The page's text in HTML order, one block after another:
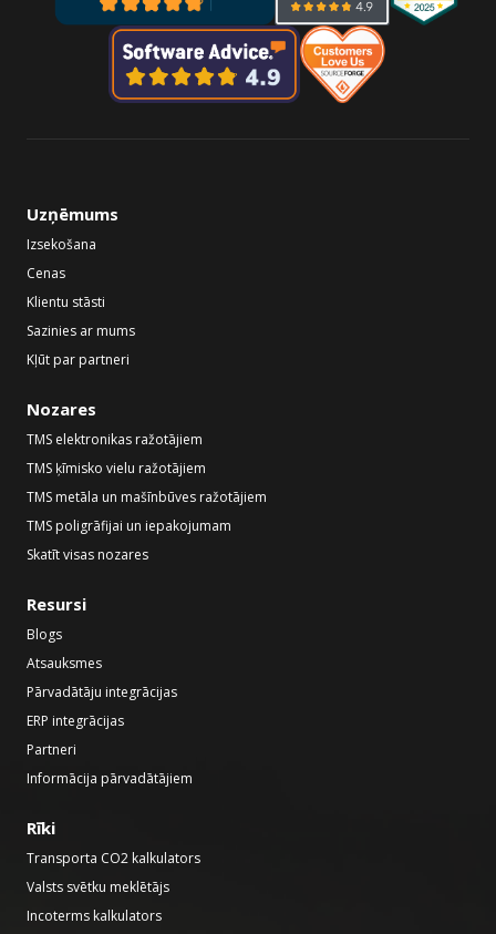
Uzņēmums
Izsekošana
Cenas
Klientu stāsti
Sazinies ar mums
Kļūt par partneri
Nozares
TMS elektronikas ražotājiem
TMS ķīmisko vielu ražotājiem
TMS metāla un mašīnbūves ražotājiem
TMS poligrāfijai un iepakojumam
Skatīt visas nozares
Resursi
Blogs
Atsauksmes
Pārvadātāju integrācijas
ERP integrācijas
Partneri
Informācija pārvadātājiem
Rīki
Transporta CO2 kalkulators
Valsts svētku meklētājs
Incoterms kalkulators